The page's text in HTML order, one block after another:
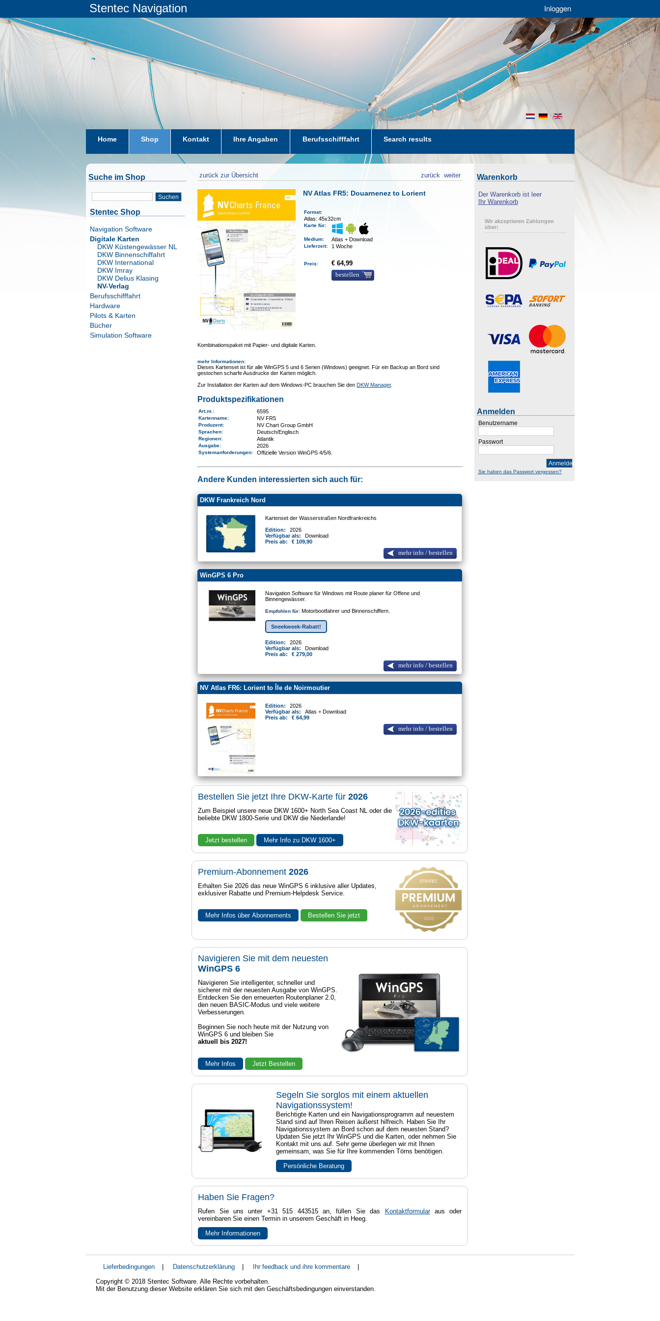
Stentec Navigation Inloggen
en
de
nl
Home Shop Kontakt Ihre Angaben Berufsschifffahrt Search results
Suche im Shop
Suchen
Stentec Shop
Navigation Software
Digitale Karten
DKW Küstengewässer NL
DKW Binnenschiffahrt
DKW International
DKW Imray
DKW Delius Klasing
NV-Verlag
Berufsschifffahrt
Hardware
Pilots & Karten
Bücher
Simulation Software
zurück zur Übersicht weiter
zurück
NV Atlas FR5: Douarnenez to Lorient
Format:
Atlas: 45x32cm
Karte für:
Medium: Atlas + Download
Lieferzeit: 1 Woche
Preis:
€ 64,99
bestellen
Kombinationspaket mit Papier- und digitale Karten.
mehr Informationen:
Dieses Kartenset ist für alle WinGPS 5 und 6 Serien (Windows) geeignet. Für ein Backup an Bord sind
gestochen scharfe Ausdrucke der Karten möglich.
Zur Installation der Karten auf dem Windows-PC brauchen Sie denDKW Manager.
Produktspezifikationen
Art.nr. : 6595
Kartenname: NV FR5
Produzent: NV Chart Group GmbH
Sprachen: Deutsch/Englisch
Regionen: Atlantik
Ausgabe: 2026
Systemanforderungen: Offizielle Version WinGPS 4/5/6.
Andere Kunden interessierten sich auch für:
DKW Frankreich Nord
Kartenset der Wasserstraßen Nordfrankreichs
Edition:
2026
Verfügbar als:
Download
Preis ab:
€ 109,90
mehr info / bestellen
WinGPS 6 Pro
Navigation Software für Windows mit Route planer für Offene und
Binnengewässer.
Empfohlen für: Motorbootfahrer und Binnenschiffern.
Sneekweek-Rabatt!
Edition:
2026
Verfügbar als:
Download
Preis ab:
€ 279,00
mehr info / bestellen
NV Atlas FR6: Lorient to Île de Noirmoutier
Edition:
2026
Verfügbar als:
Atlas + Download
Preis ab:
€ 64,99
mehr info / bestellen
Bestellen Sie jetzt Ihre DKW-Karte für2026
Zum Beispiel unsere neue DKW 1600+ North Sea Coast NL oder die
beliebte DKW 1800-Serie und DKW die Niederlande!
Jetzt bestellen Mehr Info zu DKW 1600+
Premium-Abonnement2026
Erhalten Sie 2026 das neue WinGPS 6 inklusive aller Updates,
exklusiver Rabatte und Premium-Helpdesk Service.
Mehr Infos über Abonnements Bestellen Sie jetzt
Navigieren Sie mit dem neuesten
WinGPS 6
Navigieren Sie intelligenter, schneller und
sicherer mit der neuesten Ausgabe von WinGPS.
Entdecken Sie den erneuerten Routenplaner 2.0,
den neuen BASIC-Modus und viele weitere
Verbesserungen.
Beginnen Sie noch heute mit der Nutzung von
WinGPS 6 und bleiben Sie
aktuell bis 2027!
Mehr Infos Jetzt Bestellen
Segeln Sie sorglos mit einem aktuellen
Navigationssystem!
Berichtigte Karten und ein Navigationsprogramm auf neuestem
Stand sind auf Ihren Reisen äußerst hilfreich. Haben Sie Ihr
Navigationssystem an Bord schon auf dem neuesten Stand?
Updaten Sie jetzt Ihr WinGPS und die Karten, oder nehmen Sie
Kontakt mit uns auf. Sehr gerne überlegen wir mit Ihnen
gemeinsam, was Sie für Ihre kommenden Törns benötigen.
Persönliche Beratung
Haben Sie Fragen?
Rufen Sie uns unter +31 515 443515 an, füllen Sie das Kontaktformularaus oder
vereinbaren Sie einen Termin in unserem Geschäft in Heeg.
Mehr Informationen
Warenkorb
Der Warenkorb ist leer
Ihr Warenkorb
Wir akzeptieren Zahlungen
über:
Anmelden
Benutzername
Passwort
Anmelden
Sie haben das Passwort vergessen?
Lieferbedingungen | Datenschutzerklärung | Ihr feedback und ihre kommentare
|
Copyright © 2018 Stentec Software. Alle Rechte vorbehalten.
Mit der Benutzung dieser Website erklären Sie sich mit den Geschäftsbedingungen einverstanden.